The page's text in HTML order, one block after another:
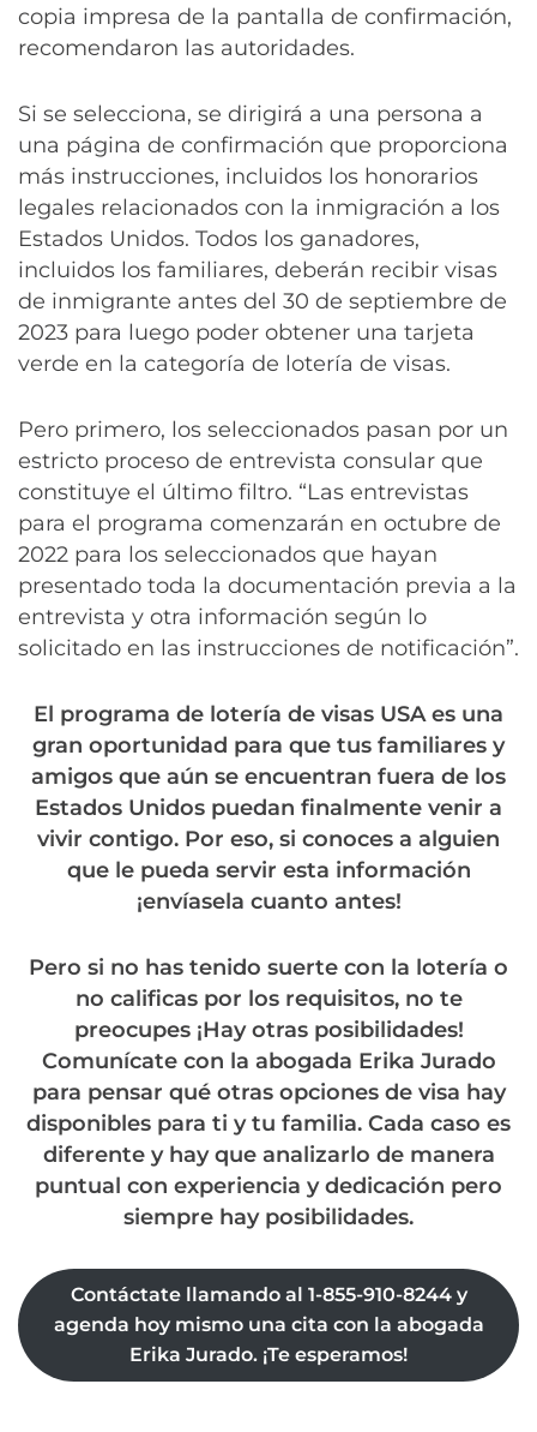
copia impresa de la pantalla de confirmación,
recomendaron las autoridades.
Si se selecciona, se dirigirá a una persona a
una página de confirmación que proporciona
más instrucciones, incluidos los honorarios
legales relacionados con la inmigración a los
Estados Unidos. Todos los ganadores,
incluidos los familiares, deberán recibir visas
de inmigrante antes del 30 de septiembre de
2023 para luego poder obtener una tarjeta
verde en la categoría de lotería de visas.
Pero primero, los seleccionados pasan por un
estricto proceso de entrevista consular que
constituye el último filtro. “Las entrevistas
para el programa comenzarán en octubre de
2022 para los seleccionados que hayan
presentado toda la documentación previa a la
entrevista y otra información según lo
solicitado en las instrucciones de notificación”.
El programa de lotería de visas USA es una
gran oportunidad para que tus familiares y
amigos que aún se encuentran fuera de los
Estados Unidos puedan finalmente venir a
vivir contigo. Por eso, si conoces a alguien
que le pueda servir esta información
¡envíasela cuanto antes!
Pero si no has tenido suerte con la lotería o
no calificas por los requisitos, no te
preocupes ¡Hay otras posibilidades!
Comunícate con la abogada Erika Jurado
para pensar qué otras opciones de visa hay
disponibles para ti y tu familia. Cada caso es
diferente y hay que analizarlo de manera
puntual con experiencia y dedicación pero
siempre hay posibilidades.
Contáctate llamando al 1-855-910-8244 y
agenda hoy mismo una cita con la abogada
Erika Jurado. ¡Te esperamos!